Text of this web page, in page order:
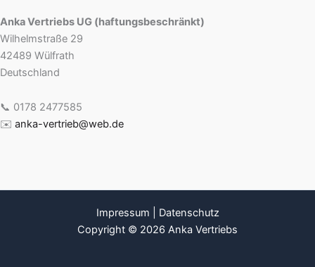
Anka Vertriebs UG (haftungsbeschränkt)
Wilhelmstraße 29
42489 Wülfrath
Deutschland
📞 0178 2477585
✉️ anka-vertrieb@web.de
Impressum
Datenschutz
Copyright © 2026 Anka Vertriebs